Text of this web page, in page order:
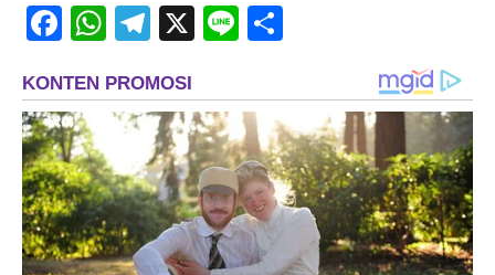
FacebookWhatsAppTelegram
X Line